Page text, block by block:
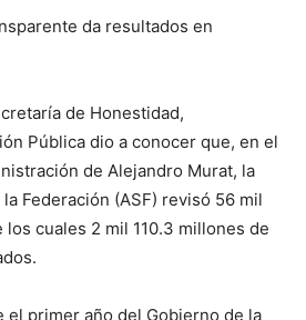
da resultados en
de Honestidad,
Pública dio a conocer que, en el
de Alejandro Murat, la
Federación (ASF) revisó 56 mil
cuales 2 mil 110.3 millones de
el primer año del Gobierno de la